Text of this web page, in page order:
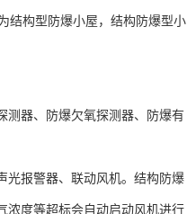
结构型防爆小屋，结构防爆型小
测器、防爆欠氧探测器、防爆有
光报警器、联动风机。结构防爆
浓度等超标会自动启动风机进行